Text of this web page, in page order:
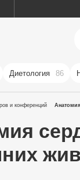
Диетология 86
и конференций